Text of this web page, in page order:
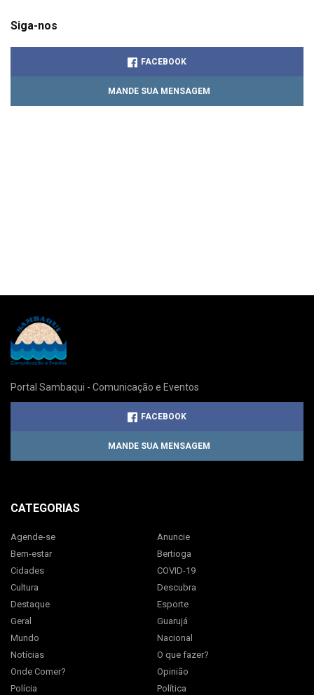
Siga-nos
FACEBOOK
MANDE SUA MENSAGEM
Portal Sambaqui - Comunicação e Eventos
FACEBOOK
MANDE SUA MENSAGEM
CATEGORIAS
Agende-se
Anuncie
Bem-estar
Bertioga
Cidades
COVID-19
Cultura
Descubra
Destaque
Esporte
Geral
Guarujá
Mundo
Nacional
Notícias
O que fazer?
Onde Comer?
Opinião
Polícia
Política